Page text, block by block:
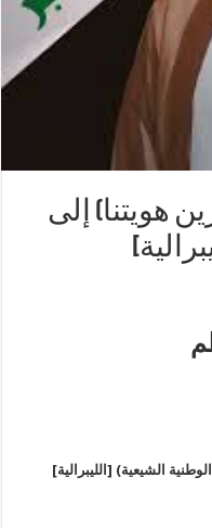
هويتنا) إلى
الشيعية) [الليبرالية]